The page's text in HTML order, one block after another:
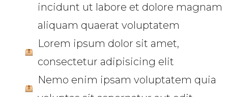
incidunt ut labore et dolore magnam
aliquam quaerat voluptatem
Lorem ipsum dolor sit amet,
consectetur adipisicing elit
Nemo enim ipsam voluptatem quia